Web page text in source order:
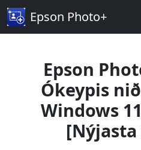
Epson Photo+
Epson
Ókeypis
Windows